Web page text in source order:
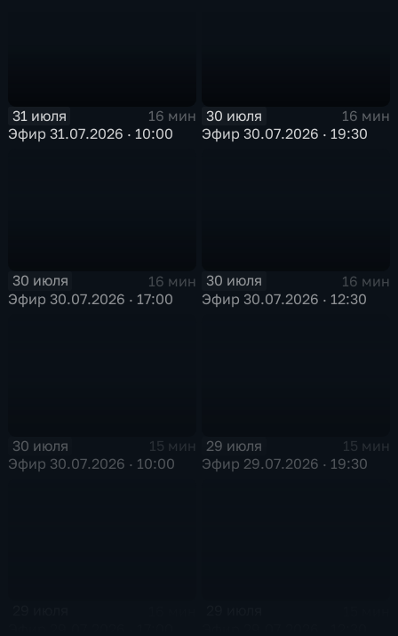
31 июля
16 мин
Эфир 31.07.2026 · 10:00
30 июля
16 мин
Эфир 30.07.2026 · 19:30
30 июля
16 мин
Эфир 30.07.2026 · 17:00
30 июля
16 мин
Эфир 30.07.2026 · 12:30
30 июля
15 мин
Эфир 30.07.2026 · 10:00
29 июля
15 мин
Эфир 29.07.2026 · 19:30